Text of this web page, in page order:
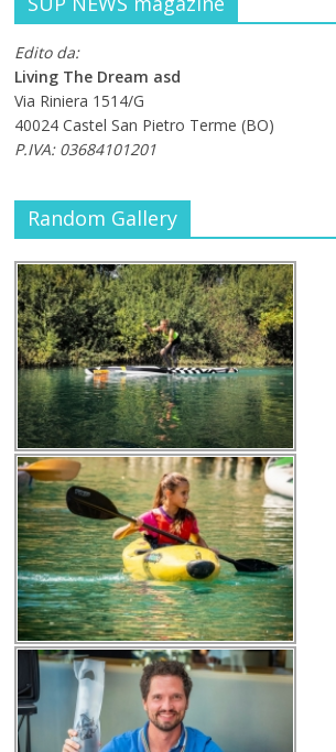
Edito da:
Living The Dream asd
Via Riniera 1514/G
40024 Castel San Pietro Terme (BO)
P.IVA: 03684101201
Random Gallery